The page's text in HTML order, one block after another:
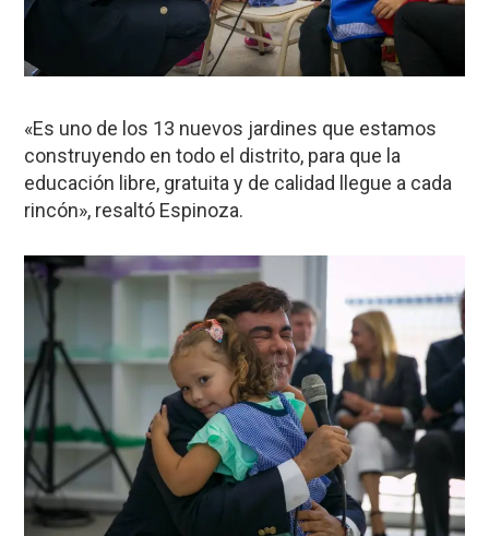
«Es uno de los 13 nuevos jardines que estamos
construyendo en todo el distrito, para que la
educación libre, gratuita y de calidad llegue a cada
rincón», resaltó Espinoza.